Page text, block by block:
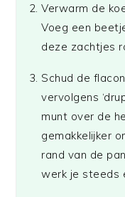
Verwarm de
Voeg een
deze zachtjes
Schud de
vervolgens
munt over de
gemakkelijker
rand van de
werk je steeds